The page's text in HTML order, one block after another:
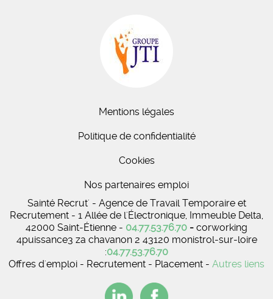
Mentions légales
Politique de confidentialité
Cookies
Nos partenaires emploi
Sainté Recrut' - Agence de Travail Temporaire et
Recrutement - 1 Allée de l'Électronique, Immeuble Delta,
42000 Saint-Étienne - 04.77.53.76.70 - corworking
4puissance3 za chavanon 2 43120 monistrol-sur-loire
:04.77.53.76.70
Offres d'emploi - Recrutement - Placement - Autres liens